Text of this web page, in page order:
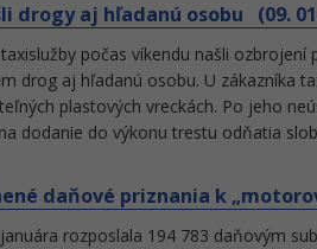
drogy aj hľadanú osobu (09.
počas víkendu našli ozbrojení
drog aj hľadanú osobu. U zákazníka
plastových vreckách. Po jeho
dodanie do výkonu trestu odňatia
daňové priznania k
rozposlala 194 783 daňovým